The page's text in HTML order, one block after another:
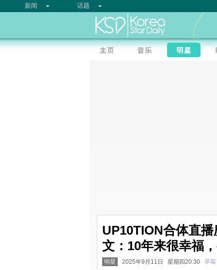
新闻 话题
UP10TION合体直
文：10年来很幸福
明星 2025年9月11日 星期四20:30 草莓